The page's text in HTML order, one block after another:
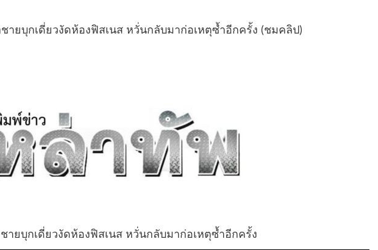
ายบุกเดี่ยวงัดห้องฟิสเนส หวั่นกลับมาก่อเหตุซ้ำอีกครั้ง